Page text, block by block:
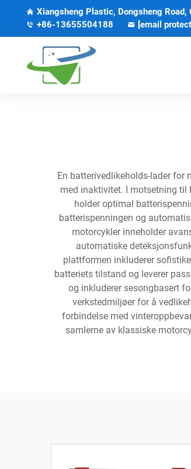
Xiangsheng Plastic, Dongsheng Road,
+86-13655504188
[email
En batterivedlikeholds-lader for
med inaktivitet. I motsetning til
holder optimal
batterispenningen og
motorcykler inneholder
automatiske
plattformen inkluderer
batteriets tilstand og leverer
og inkluderer sesongbasert
verkstedmiljøer for å
forbindelse med
samlerne av klassiske